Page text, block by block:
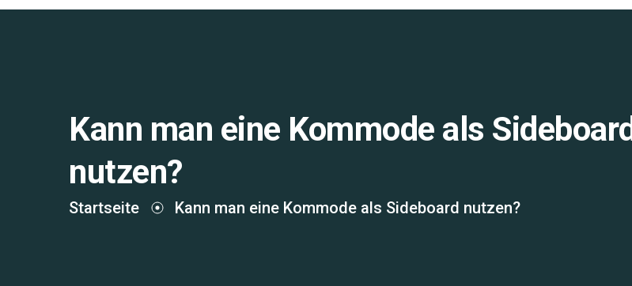
Kann man eine Kommode als Sideboard
nutzen?
Startseite Kann man eine Kommode als Sideboard nutzen?